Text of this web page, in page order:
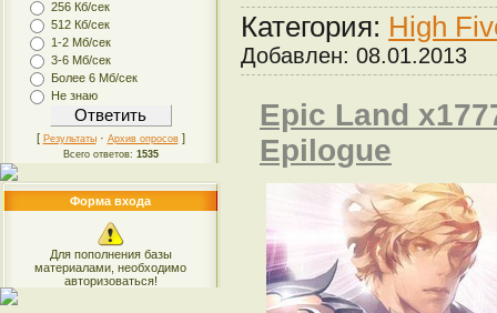
256 Кб/сек
512 Кб/сек
1-2 Мб/сек
3-6 Мб/сек
Более 6 Мб/сек
Не знаю
[ Результаты· Архив опросов]
Всего ответов: 1535
Форма входа
Для пополнения базы
материалами, необходимо
авторизоваться!
Категория: High
Добавлен: 08.01.2013
Epic Land
Epilogue